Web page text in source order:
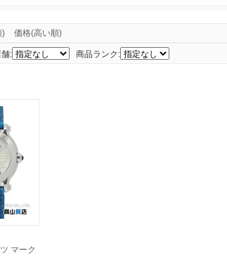
)
価格(高い順)
: 商品ランク:
マーク